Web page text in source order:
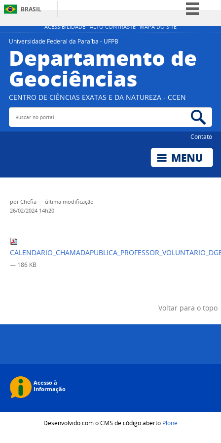
ACESSIBILIDADE ALTO CONTRASTE MAPA DO SITE
BRASIL
Simplifique!
Participe
Universidade Federal da Paraíba - UFPB
Departamento de
Geociências
CENTRO DE CIÊNCIAS EXATAS E DA NATUREZA - CCEN
Buscar no portal
Contato
porChefia — última modificação
26/02/2024 14h20
— 186 KB
Voltar para o topo
Desenvolvido com o CMS de código aberto Plone